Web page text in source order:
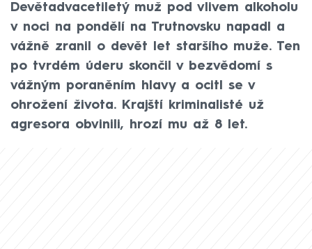
Devětadvacetiletý muž pod vlivem alkoholu
v noci na pondělí na Trutnovsku napadl a
vážně zranil o devět let staršího muže. Ten
po tvrdém úderu skončil v bezvědomí s
vážným poraněním hlavy a ocitl se v
ohrožení života. Krajští kriminalisté už
agresora obvinili, hrozí mu až 8 let.